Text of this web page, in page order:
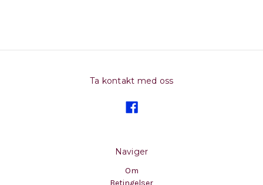
Ta kontakt med oss
Naviger
Om